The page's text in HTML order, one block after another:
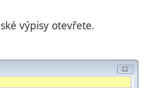
výpisy otevřete.